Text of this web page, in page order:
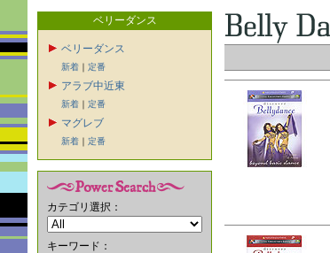
ベリーダンス
ベリーダンス
新着 ｜ 定番
アラブ中近東
新着 ｜ 定番
マグレブ
新着 ｜ 定番
カテゴリ選択：
キーワード：